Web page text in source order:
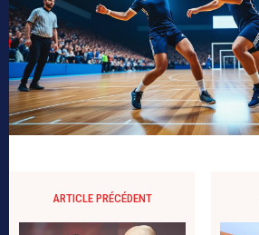
ARTICLE PRÉCÉDENT